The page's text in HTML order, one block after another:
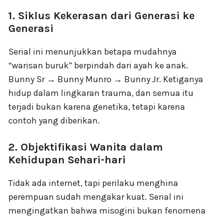
1. Siklus Kekerasan dari Generasi ke
Generasi
Serial ini menunjukkan betapa mudahnya
“warisan buruk” berpindah dari ayah ke anak.
Bunny Sr → Bunny Munro → Bunny Jr. Ketiganya
hidup dalam lingkaran trauma, dan semua itu
terjadi bukan karena genetika, tetapi karena
contoh yang diberikan.
2. Objektifikasi Wanita dalam
Kehidupan Sehari-hari
Tidak ada internet, tapi perilaku menghina
perempuan sudah mengakar kuat. Serial ini
mengingatkan bahwa misogini bukan fenomena